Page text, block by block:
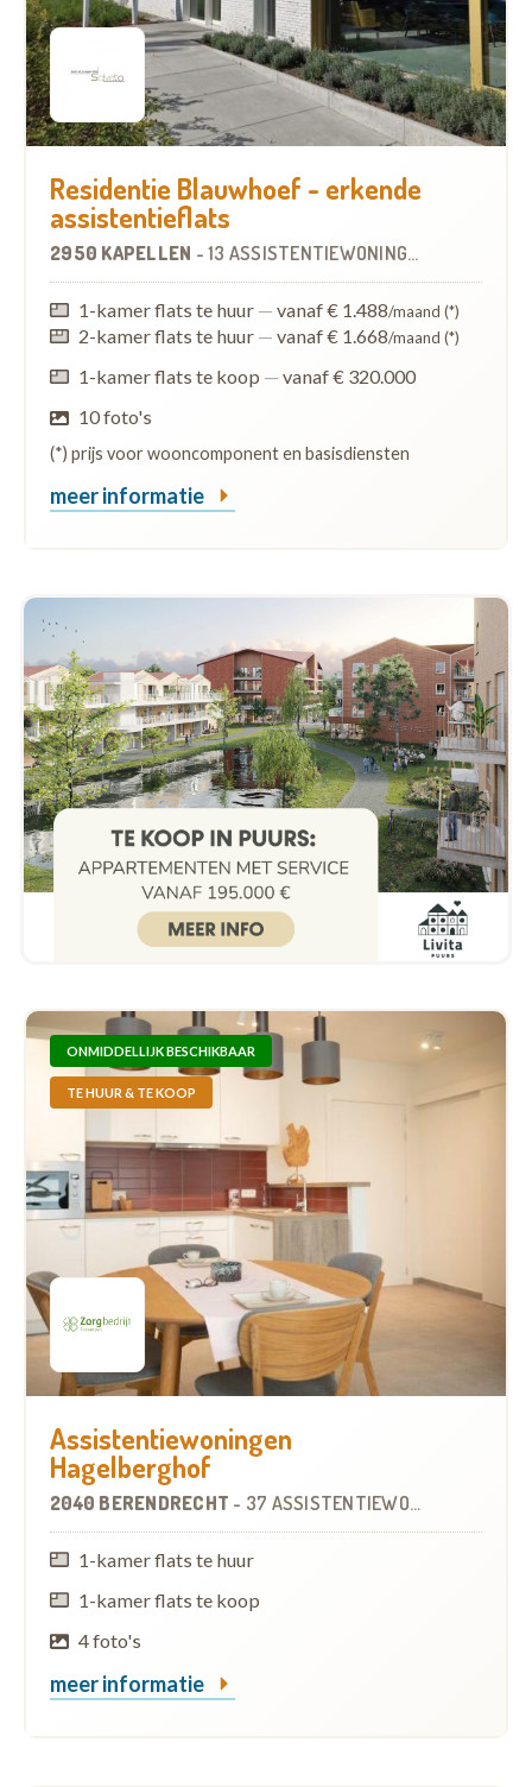
Residentie Blauwhoef - erkende
assistentieflats
2950 KAPELLEN - 13 ASSISTENTIEWONINGEN
1-kamer flats te huur — vanaf € 1.488/maand (*)
2-kamer flats te huur — vanaf € 1.668/maand (*)
1-kamer flats te koop — vanaf € 320.000
10 foto's
(*) prijs voor wooncomponent en basisdiensten
meer informatie
ONMIDDELLIJK BESCHIKBAAR
TE HUUR & TE KOOP
Assistentiewoningen
Hagelberghof
2040 BERENDRECHT - 37 ASSISTENTIEWONINGEN
1-kamer flats te huur
1-kamer flats te koop
4 foto's
meer informatie